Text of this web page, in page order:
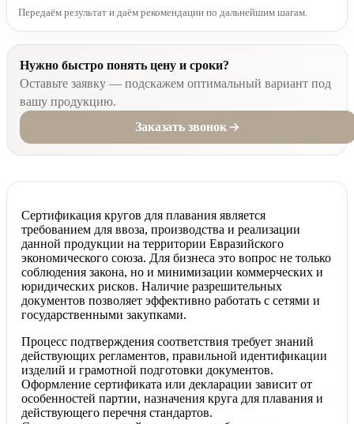
Передаём результат и даём рекомендации по дальнейшим шагам.
Нужно быстро понять цену и сроки?
Оставьте заявку — подскажем оптимальный вариант под
вашу продукцию.
Заказать звонок
Сертификация кругов для плавания является
требованием для ввоза, производства и реализации
данной продукции на территории Евразийского
экономического союза. Для бизнеса это вопрос не только
соблюдения закона, но и минимизации коммерческих и
юридических рисков. Наличие разрешительных
документов позволяет эффективно работать с сетями и
государственными закупками.
Процесс подтверждения соответствия требует знаний
действующих регламентов, правильной идентификации
изделий и грамотной подготовки документов.
Оформление сертификата или декларации зависит от
особенностей партии, назначения круга для плавания и
действующего перечня стандартов.